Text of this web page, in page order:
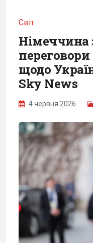
Світ
Німеччина
щодо
Sky News
4 червня 2026